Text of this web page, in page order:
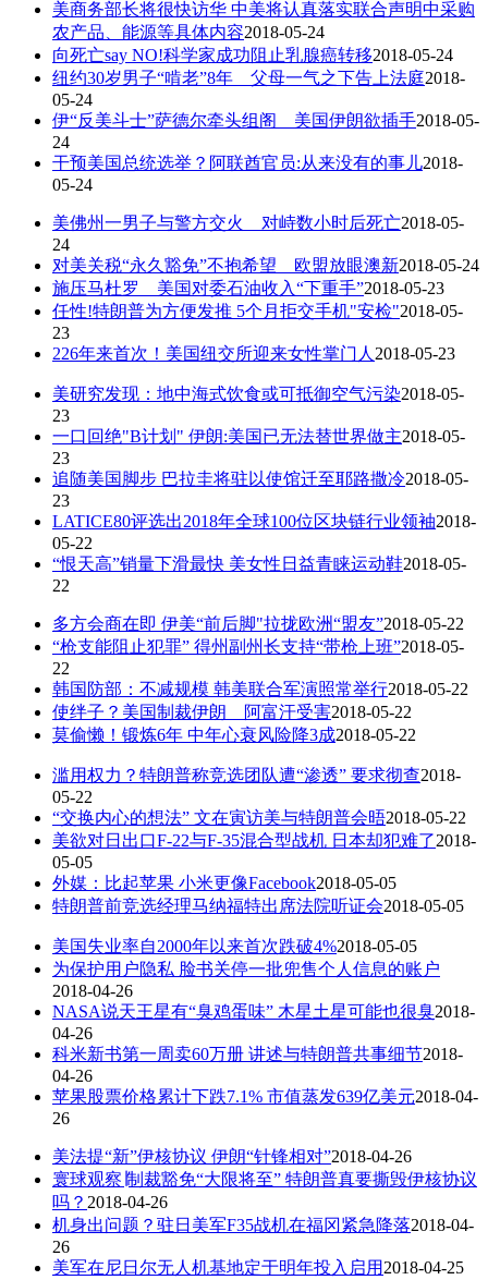
美商务部长将很快访华 中美将认真落实联合声明中采购
农产品、能源等具体内容2018-05-24
向死亡say NO!科学家成功阻止乳腺癌转移2018-05-24
纽约30岁男子“啃老”8年 父母一气之下告上法庭2018-
05-24
伊“反美斗士”萨德尔牵头组阁 美国伊朗欲插手2018-05-
24
干预美国总统选举？阿联酋官员:从来没有的事儿2018-
05-24
美佛州一男子与警方交火 对峙数小时后死亡2018-05-
24
对美关税“永久豁免”不抱希望 欧盟放眼澳新2018-05-24
施压马杜罗 美国对委石油收入“下重手”2018-05-23
任性!特朗普为方便发推 5个月拒交手机"安检"2018-05-
23
226年来首次！美国纽交所迎来女性掌门人2018-05-23
美研究发现：地中海式饮食或可抵御空气污染2018-05-
23
一口回绝"B计划" 伊朗:美国已无法替世界做主2018-05-
23
追随美国脚步 巴拉圭将驻以使馆迁至耶路撒冷2018-05-
23
LATICE80评选出2018年全球100位区块链行业领袖2018-
05-22
“恨天高”销量下滑最快 美女性日益青睐运动鞋2018-05-
22
多方会商在即 伊美“前后脚"拉拢欧洲“盟友”2018-05-22
“枪支能阻止犯罪” 得州副州长支持“带枪上班”2018-05-
22
韩国防部：不减规模 韩美联合军演照常举行2018-05-22
使绊子？美国制裁伊朗 阿富汗受害2018-05-22
莫偷懒！锻炼6年 中年心衰风险降3成2018-05-22
滥用权力？特朗普称竞选团队遭“渗透” 要求彻查2018-
05-22
“交换内心的想法” 文在寅访美与特朗普会晤2018-05-22
美欲对日出口F-22与F-35混合型战机 日本却犯难了2018-
05-05
外媒：比起苹果 小米更像Facebook2018-05-05
特朗普前竞选经理马纳福特出席法院听证会2018-05-05
美国失业率自2000年以来首次跌破4%2018-05-05
为保护用户隐私 脸书关停一批兜售个人信息的账户
2018-04-26
NASA说天王星有“臭鸡蛋味” 木星土星可能也很臭2018-
04-26
科米新书第一周卖60万册 讲述与特朗普共事细节2018-
04-26
苹果股票价格累计下跌7.1% 市值蒸发639亿美元2018-04-
26
美法提“新”伊核协议 伊朗“针锋相对”2018-04-26
寰球观察∣制裁豁免“大限将至” 特朗普真要撕毁伊核协议
吗？ 2018-04-26
机身出问题？驻日美军F35战机在福冈紧急降落2018-04-
26
美军在尼日尔无人机基地定于明年投入启用2018-04-25